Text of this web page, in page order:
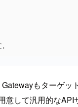
もターゲッ
意して汎用的な